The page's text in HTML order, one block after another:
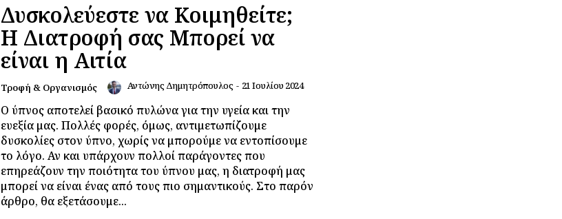
Δυσκολεύεστε να Κοιμηθείτε;
Η Διατροφή σας Μπορεί να
είναι η Αιτία
Τροφή & Οργανισμός Αντώνης Δημητρόπουλος - 21 Ιουλίου 2024
Ο ύπνος αποτελεί βασικό πυλώνα για την υγεία και την
ευεξία μας. Πολλές φορές, όμως, αντιμετωπίζουμε
δυσκολίες στον ύπνο, χωρίς να μπορούμε να εντοπίσουμε
το λόγο. Αν και υπάρχουν πολλοί παράγοντες που
επηρεάζουν την ποιότητα του ύπνου μας, η διατροφή μας
μπορεί να είναι ένας από τους πιο σημαντικούς. Στο παρόν
άρθρο, θα εξετάσουμε...